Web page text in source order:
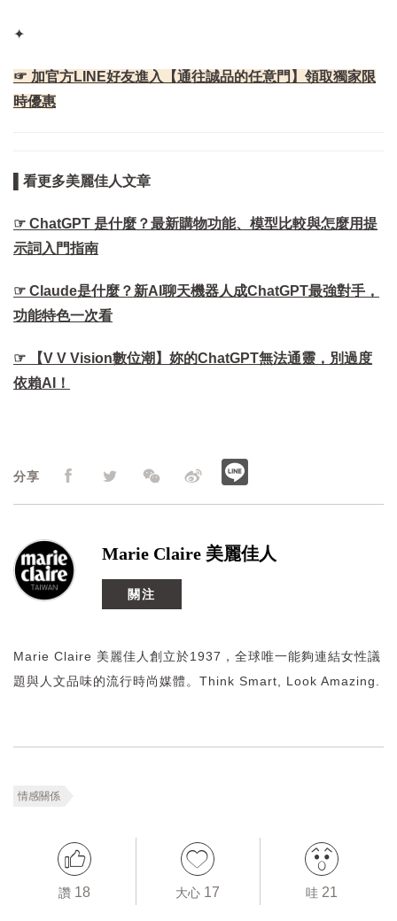
✦
☞ 加官方LINE好友進入【通往誠品的任意門】領取獨家限
時優惠
▌看更多美麗佳人文章
☞ ChatGPT 是什麼？最新購物功能、模型比較與怎麼用提
示詞入門指南
☞ Claude是什麼？新AI聊天機器人成ChatGPT最強對手，
功能特色一次看
☞ 【V V Vision數位潮】妳的ChatGPT無法通靈，別過度
依賴AI！
分享
Marie Claire 美麗佳人
關注
Marie Claire 美麗佳人創立於1937，全球唯一能夠連結女性議
題與人文品味的流行時尚媒體。Think Smart, Look Amazing.
情感關係
讚 18 大心 17 哇 21